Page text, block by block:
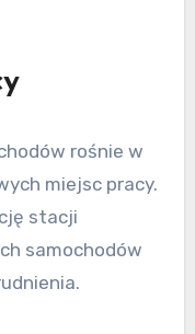
rośnie w
miejsc pracy.
stacji
samochodów